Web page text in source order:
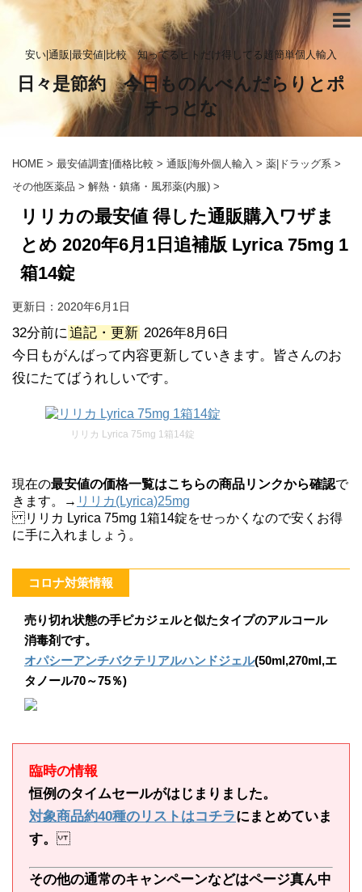
安い|通販|最安値|比較 知ってるヒトだけ得してる超簡単個人輸入
日々是節約 今日ものんべんだらりとポ
チっとな
HOME > 最安値調査|価格比較 > 通販|海外個人輸入 > 薬|ドラッグ系 >
その他医薬品 > 解熱・鎮痛・風邪薬(内服) >
リリカの最安値 得した通販購入ワザま
とめ 2020年6月1日追補版 Lyrica 75mg 1
箱14錠
更新日： 2020年6月1日
32分前に追記・更新 2026年8月6日
今日もがんばって内容更新していきます。皆さんのお
役にたてばうれしいです。
リリカ Lyrica 75mg 1箱14錠
現在の最安値の価格一覧はこちらの商品リンクから確認で
きます。→ リリカ(Lyrica)25mg
リリカ Lyrica 75mg 1箱14錠をせっかくなので安くお得
に手に入れましょう。
コロナ対策情報
売り切れ状態の手ピカジェルと似たタイプのアルコール
消毒剤です。
オパシーアンチバクテリアルハンドジェル(50ml,270ml,エ
タノール70～75％)
臨時の情報
恒例のタイムセールがはじまりました。
対象商品約40種のリストはコチラにまとめていま
す。
その他の通常のキャンペーンなどはページ真ん中